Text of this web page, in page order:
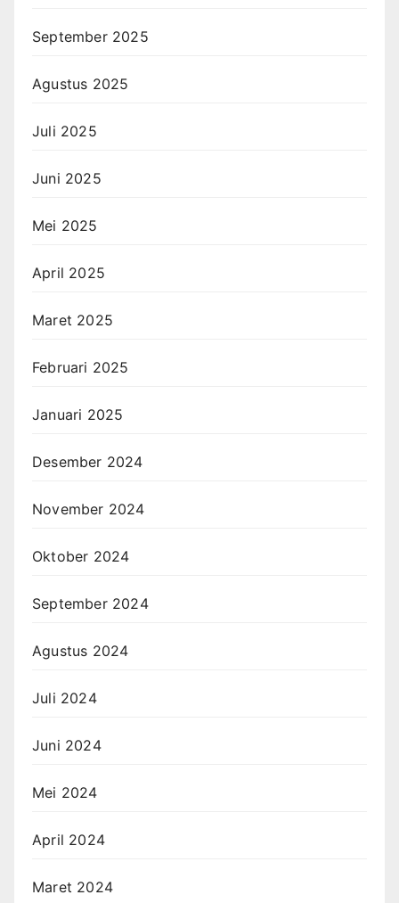
September 2025
Agustus 2025
Juli 2025
Juni 2025
Mei 2025
April 2025
Maret 2025
Februari 2025
Januari 2025
Desember 2024
November 2024
Oktober 2024
September 2024
Agustus 2024
Juli 2024
Juni 2024
Mei 2024
April 2024
Maret 2024